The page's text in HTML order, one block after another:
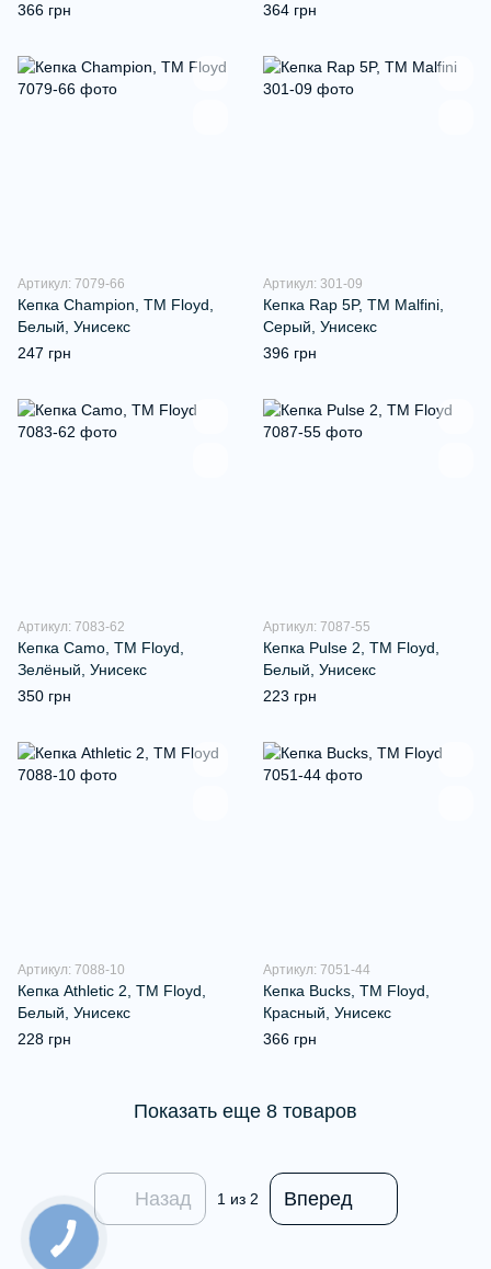
366 грн
364 грн
Артикул: 7079-66
Кепка Champion, TM Floyd,
Белый, Унисекс
247 грн
Артикул: 301-09
Кепка Rap 5P, ТМ Malfini,
Серый, Унисекс
396 грн
Артикул: 7083-62
Кепка Camo, TM Floyd,
Зелёный, Унисекс
350 грн
Артикул: 7087-55
Кепка Pulse 2, ТМ Floyd,
Белый, Унисекс
223 грн
Артикул: 7088-10
Кепка Athletic 2, TM Floyd,
Белый, Унисекс
228 грн
Артикул: 7051-44
Кепка Bucks, ТМ Floyd,
Красный, Унисекс
366 грн
Показать еще 8 товаров
Назад 1 из 2 Вперед